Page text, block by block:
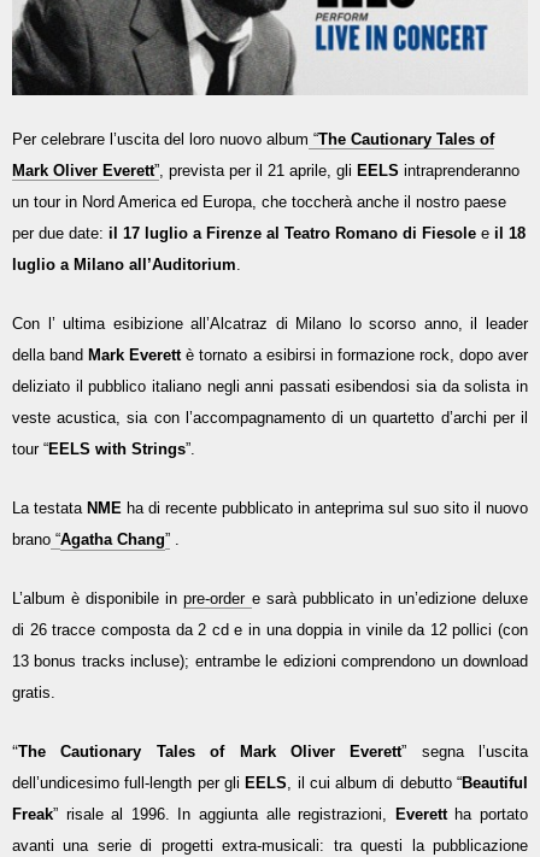
Per celebrare l’uscita del loro nuovo album “The Cautionary Tales of
Mark Oliver Everett” , prevista per il 21 aprile, gli EELS intraprenderanno
un tour in Nord America ed Europa, che toccherà anche il nostro paese
per due date: il 17 luglio a Firenze al Teatro Romano di Fiesole e il 18
luglio a Milano all’Auditorium
Con l’ ultima esibizione all’Alcatraz di Milano lo scorso anno, il leader
della bandMark Everett è tornato a esibirsi in formazione rock, dopo aver
deliziato il pubblico italiano negli anni passati esibendosi sia da solista in
veste acustica, sia con l’accompagnamento di un quartetto d’archi per il
tour “EELS with Strings”.
La testata NME ha di recente pubblicato in anteprima sul suo sito il nuovo
brano “Agatha Chang”
L’album è disponibile inpre-order e sarà pubblicato in un’edizione deluxe
di 26 tracce composta da 2 cd e in una doppia in vinile da 12 pollici (con
13 bonus tracks incluse); entrambe le edizioni comprendono un download
gratis.
“The Cautionary Tales of Mark Oliver Everett” segna l’uscita
dell’undicesimo full-length per gliEELS , il cui album di debutto “Beautiful
Freak” risale al 1996. In aggiunta alle registrazioni, Everettha portato
avanti una serie di progetti extra-musicali: tra questi la pubblicazione